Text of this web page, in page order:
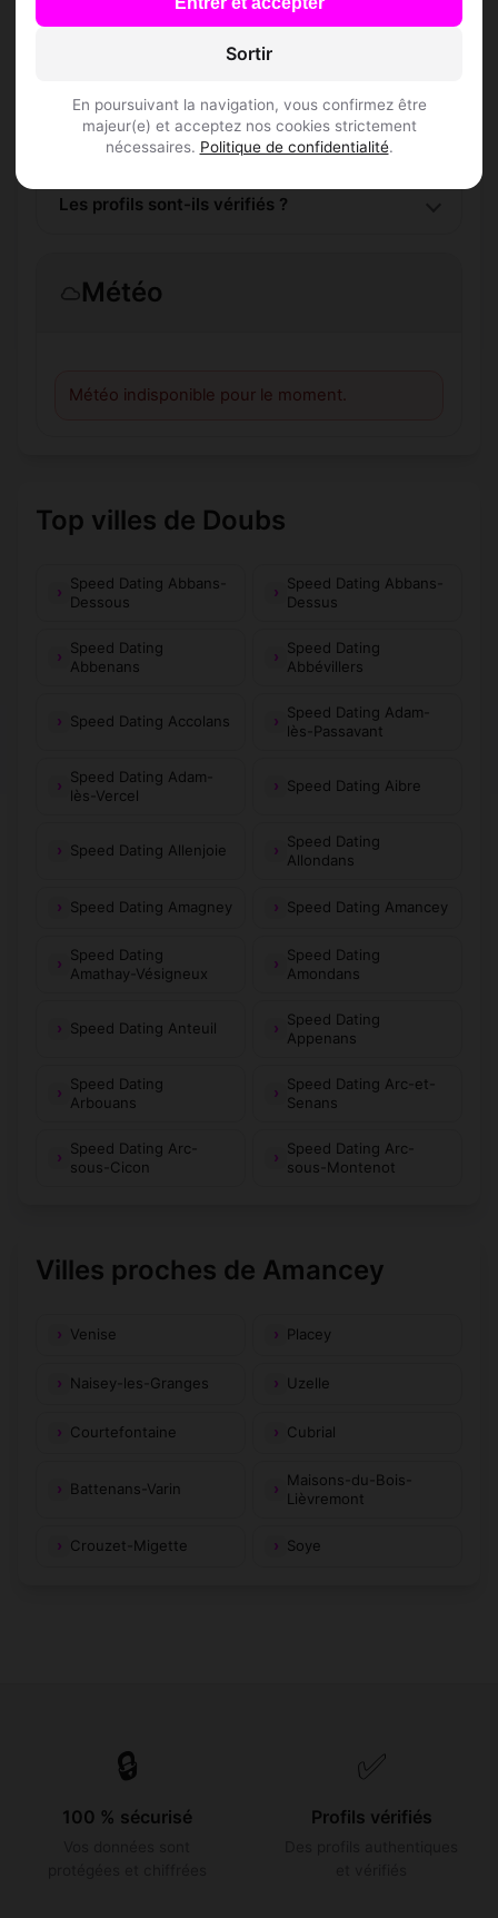
Sortir
En poursuivant la navigation, vous confirmez être
majeur(e) et acceptez nos cookies strictement
nécessaires. Politique de confidentialité.
L'inscription est-elle gratuite ?
Combien de membres Speed Dating sont
inscrits à Amancey ?
Les profils sont-ils vérifiés ?
Météo
Météo indisponible pour le moment.
Top villes de Doubs
Speed Dating Abbans-
Dessous
Speed Dating Abbans-
Dessus
Speed Dating
Abbenans
Speed Dating
Abbévillers
Speed Dating Accolans
Speed Dating Adam-
lès-Passavant
Speed Dating Adam-
lès-Vercel
Speed Dating Aibre
Speed Dating Allenjoie
Speed Dating
Allondans
Speed Dating Amagney Speed Dating Amancey
Speed Dating
Amathay-Vésigneux
Speed Dating
Amondans
Speed Dating Anteuil
Speed Dating
Appenans
Speed Dating
Arbouans
Speed Dating Arc-et-
Senans
Speed Dating Arc-
sous-Cicon
Speed Dating Arc-
sous-Montenot
Villes proches de Amancey
Venise Placey
Naisey-les-Granges Uzelle
Courtefontaine Cubrial
Battenans-Varin
Maisons-du-Bois-
Lièvremont
Crouzet-Migette Soye
🔒
100 % sécurisé
✅
Profils vérifiés